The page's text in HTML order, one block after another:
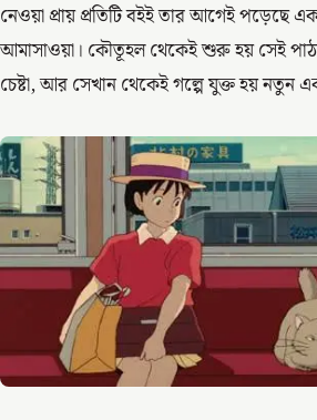
নেওয়া প্রায় প্রতিটি বইই তার আগেই
আমাসাওয়া। কৌতূহল থেকেই শুরু হয় সেই
চেষ্টা, আর সেখান থেকেই গল্পে যুক্ত হয় নতুন এক